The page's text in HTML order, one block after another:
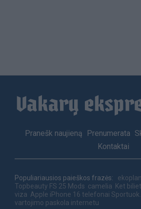
Footer
Pranešk naujieną Prenumerata
Kontaktai
Populiariausios paieškos frazės:
Topbeauty FS 25 Mods camelia Ket
viza Apple iPhone 16 telefonai
vartojimo paskola internetu